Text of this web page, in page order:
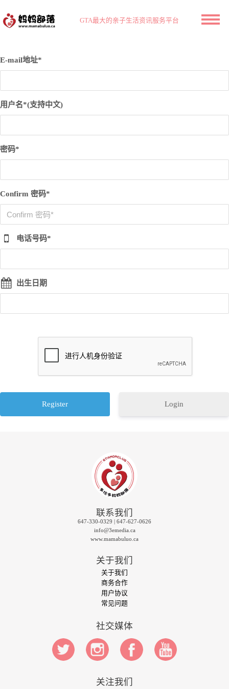
GTA最大的亲子生活资讯服务平台
E-mail地址*
用户名*(支持中文)
密码*
Confirm 密码*
电话号码*
出生日期
Login
联系我们
647-330-0329 | 647-627-0626
info@3emedia.ca
www.mamabuluo.ca
关于我们
关于我们
商务合作
用户协议
常见问题
社交媒体
关注我们